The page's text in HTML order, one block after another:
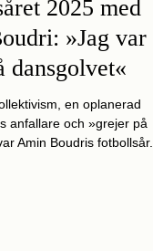
2025 med
»Jag var
dansgolvet«
en oplanerad
anfallare och »grejer på
Amin Boudris fotbollsår.